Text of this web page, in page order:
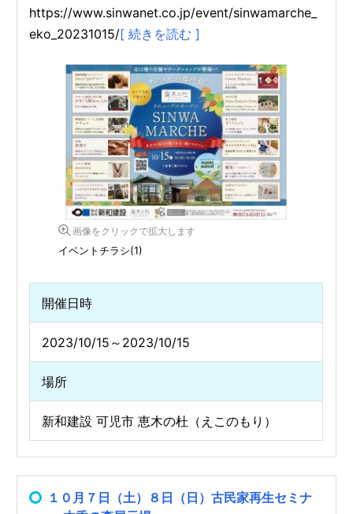
https://www.sinwanet.co.jp/event/sinwamarche_
eko_20231015/[ 続きを読む ]
画像をクリックで拡大します
イベントチラシ(1)
開催日時
2023/10/15～2023/10/15
場所
新和建設 可児市 恵木の杜（えこのもり）
１０月７日（土）８日（日）古民家再生セミナ